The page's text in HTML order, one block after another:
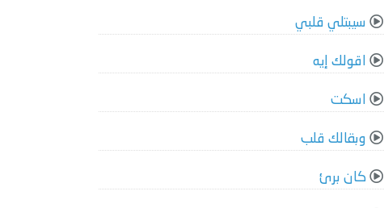
سيبتلي قلبي
اقولك إيه
اسكت
وبقالك قلب
كان برئ